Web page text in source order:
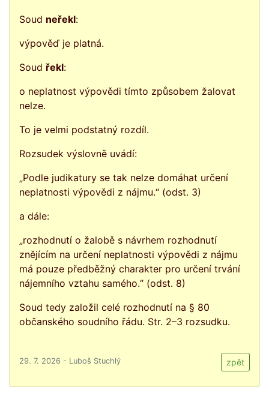
Soud neřekl:
výpověď je platná.
Soud řekl:
o neplatnost výpovědi tímto způsobem žalovat
nelze.
To je velmi podstatný rozdíl.
Rozsudek výslovně uvádí:
„Podle judikatury se tak nelze domáhat určení
neplatnosti výpovědi z nájmu.“ (odst. 3)
a dále:
„rozhodnutí o žalobě s návrhem rozhodnutí
znějícím na určení neplatnosti výpovědi z nájmu
má pouze předběžný charakter pro určení trvání
nájemního vztahu samého.“ (odst. 8)
Soud tedy založil celé rozhodnutí na § 80
občanského soudního řádu. Str. 2–3 rozsudku.
29. 7. 2026 - Luboš Stuchlý zpět